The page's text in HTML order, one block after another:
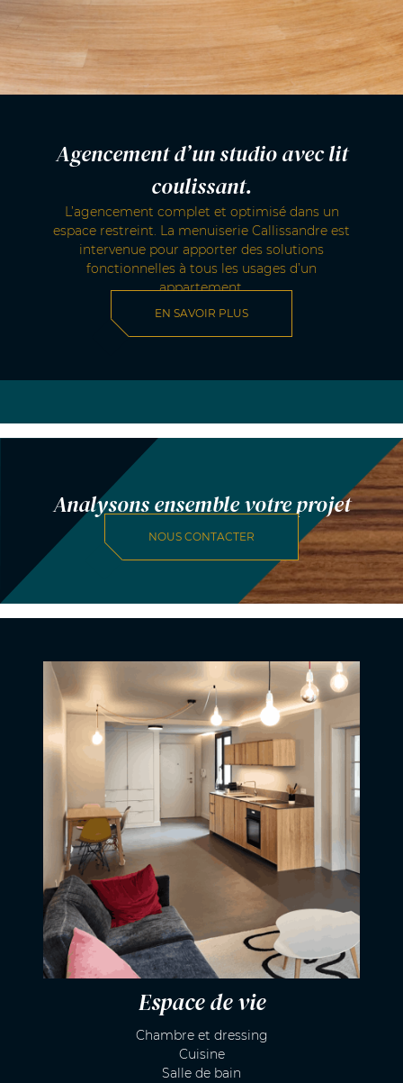
Agencement d’un studio avec lit
coulissant.
L’agencement complet et optimisé dans un
espace restreint. La menuiserie Callissandre est
intervenue pour apporter des solutions
fonctionnelles à tous les usages d’un
appartement.
EN SAVOIR PLUS
Analysons ensemble votre projet
NOUS CONTACTER
Espace de vie
Chambre et dressing
Cuisine
Salle de bain